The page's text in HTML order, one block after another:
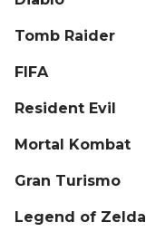
Tomb Raider
FIFA
Resident Evil
Mortal Kombat
Gran Turismo
Legend of Zelda